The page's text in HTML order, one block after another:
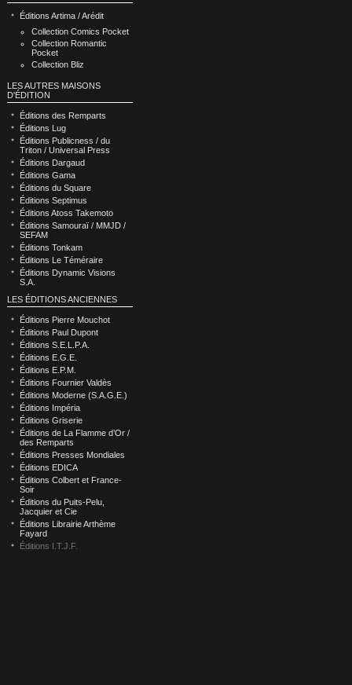
Éditions Artima / Arédit
Collection Comics Pocket
Collection Romantic
Pocket
Collection Bliz
LES AUTRES MAISONS
D'ÉDITION
Éditions des Remparts
Éditions Lug
Éditions Publicness / du
Triton / Universal Press
Éditions Dargaud
Éditions Gama
Éditions du Square
Éditions Septimus
Éditions Atoss Takemoto
Éditions Samouraï / MMJD /
SEFAM
Éditions Tonkam
Éditions Le Téméraire
Éditions Dynamic Visions
S.A.
LES ÉDITIONS ANCIENNES
Éditions Pierre Mouchot
Éditions Paul Dupont
Éditions S.E.L.P.A.
Éditions E.G.E.
Éditions E.P.M.
Éditions Fournier Valdès
Éditions Moderne (S.A.G.E.)
Éditions Impéria
Éditions Griserie
Éditions de La Flamme d’Or /
des Remparts
Éditions Presses Mondiales
Éditions EDICA
Éditions Colbert et France-
Soir
Éditions du Puits-Pelu,
Jacquier et Cie
Éditions Librairie Arthème
Fayard
Éditions I.T.J.F.